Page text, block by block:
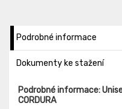
Podrobné informace
Dokumenty ke stažení
Podrobné informace:
CORDURA